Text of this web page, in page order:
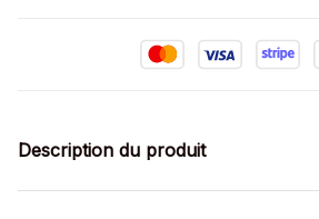
Description du produit